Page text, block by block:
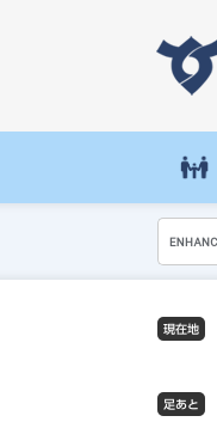
先
を
o
g
l
カ
現在地